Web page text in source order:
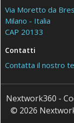
Via Moretto da
Milano - Italia
CAP 20133
Contatti
Contatta il nostro
Nextwork360 -
© 2026